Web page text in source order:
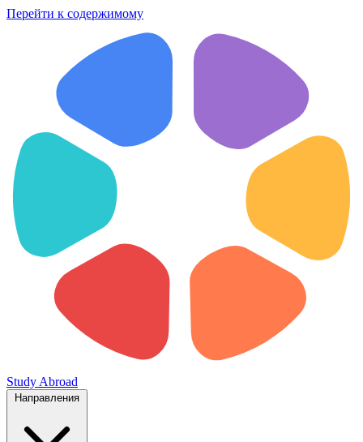
Перейти к содержимому
Study Abroad